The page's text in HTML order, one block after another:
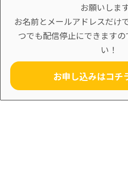
お願いしま
お名前とメールアドレスだけ
つでも配信停止にできます
い！
お申し込みはコチ